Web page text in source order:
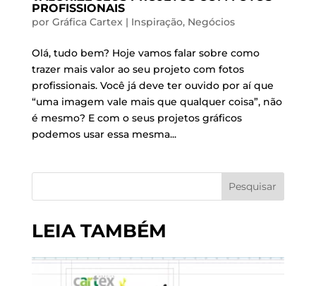
PROFISSIONAIS
por Gráfica Cartex| Inspiração, Negócios
Olá, tudo bem? Hoje vamos falar sobre como
trazer mais valor ao seu projeto com fotos
profissionais. Você já deve ter ouvido por aí que
“uma imagem vale mais que qualquer coisa”, não
é mesmo? E com o seus projetos gráficos
podemos usar essa mesma...
Pesquisar
LEIA TAMBÉM